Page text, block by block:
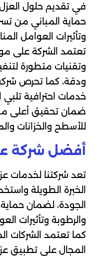
في تقديم حلول
حماية المباني من
وتأثيرات العوامل
تعتمد الشركة على
وتقنيات متطورة
ودقة، كما تحرص
خدمات احترافية تلبي
ضمان تحقيق أعلى
للأسطح والخزانات
أفضل شركة
تعد شركتنا لخدمات
الخبرة الطويلة
الجودة، لضمان
والرطوبة وتأثيرات
كما تعتمد الشركات
المجال على تطبيق